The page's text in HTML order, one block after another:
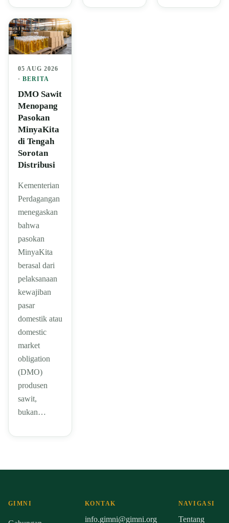
05 AUG 2026
· BERITA
DMO Sawit
Menopang
Pasokan
MinyaKita
di Tengah
Sorotan
Distribusi
Kementerian
Perdagangan
menegaskan
bahwa
pasokan
MinyaKita
berasal dari
pelaksanaan
kewajiban
pasar
domestik atau
domestic
market
obligation
(DMO)
produsen
sawit,
bukan…
GIMNI KONTAK
info.gimni@gimni.org
NAVIGASI
Tentang